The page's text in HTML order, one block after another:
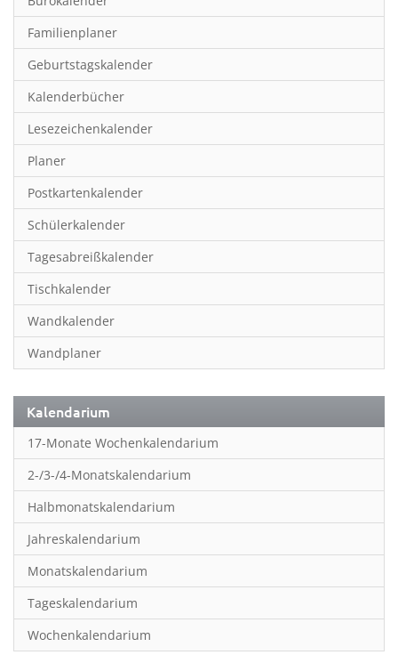
Film
Fotokunst
Frauen
Fußball
Geburtstagskalender
Hobby & Basteln
Humor & Cartoon
Inpiration & Entspannung
Inspiration & Entspannung
Inspiration & Spiritualität
Kinderkalender
Kunst
Länder & Städte
Landschaft & Natur
Lifestyle
Literatur
Manga & Animé
Neutrale Kalender
Partner- & Wandplaner
Planung & Organisation
Familienplaner
Geburtstagskalender
Kalenderbücher
Lesezeichenkalender
Planer
Postkartenkalender
Schülerkalender
Tagesabreißkalender
Tischkalender
Wandkalender
Wandplaner
Kalendarium
17-Monate Wochenkalendarium
2-/3-/4-Monatskalendarium
Halbmonatskalendarium
Jahreskalendarium
Monatskalendarium
Tageskalendarium
Wochenkalendarium